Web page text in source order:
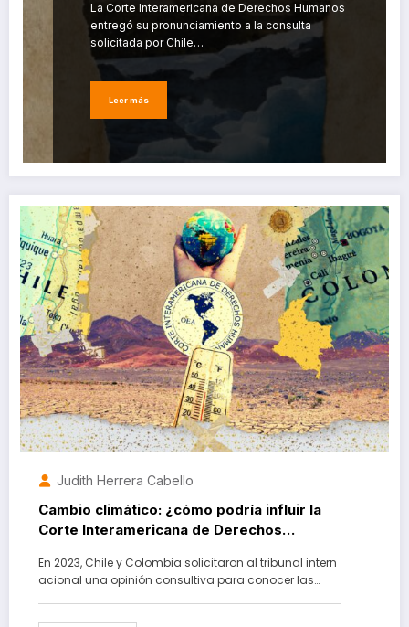
La Corte Interamericana de Derechos Humanos
entregó su pronunciamiento a la consulta
solicitada por Chile…
Leer más
Judith Herrera Cabello
Cambio climático: ¿cómo podría influir la
Corte Interamericana de Derechos
países?
En 2023, Chile y Colombia solicitaron al tribunal intern
acional una opinión consultiva para conocer las…